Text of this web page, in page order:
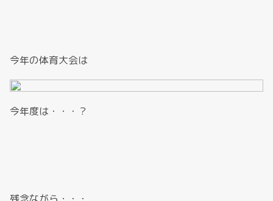
今年の体育大会は
今年度は・・・？
残念ながら・・・